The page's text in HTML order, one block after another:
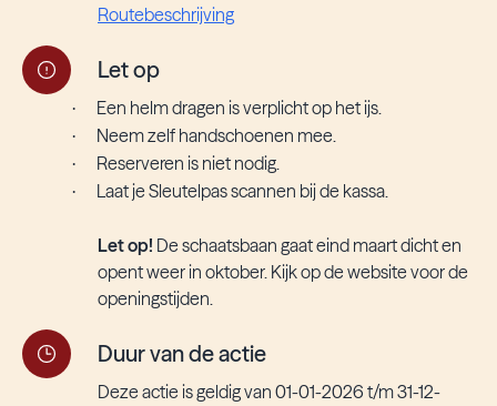
Routebeschrijving
Let op
· Een helm dragen is verplicht op het ijs.
· Neem zelf handschoenen mee.
· Reserveren is niet nodig.
· Laat je Sleutelpas scannen bij de kassa.
Let op! De schaatsbaan gaat eind maart dicht en
opent weer in oktober. Kijk op de website voor de
openingstijden.
Duur van de actie
Deze actie is geldig van 01-01-2026 t/m 31-12-